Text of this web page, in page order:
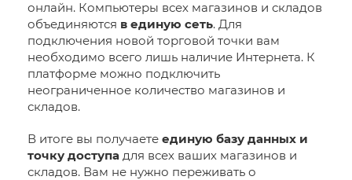
онлайн. Компьютеры всех магазинов и складов
объединяются в единую сеть. Для
подключения новой торговой точки вам
необходимо всего лишь наличие Интернета. К
платформе можно подключить
неограниченное количество магазинов и
складов.
В итоге вы получаете единую базу данных и
точку доступа для всех ваших магазинов и
складов. Вам не нужно переживать о